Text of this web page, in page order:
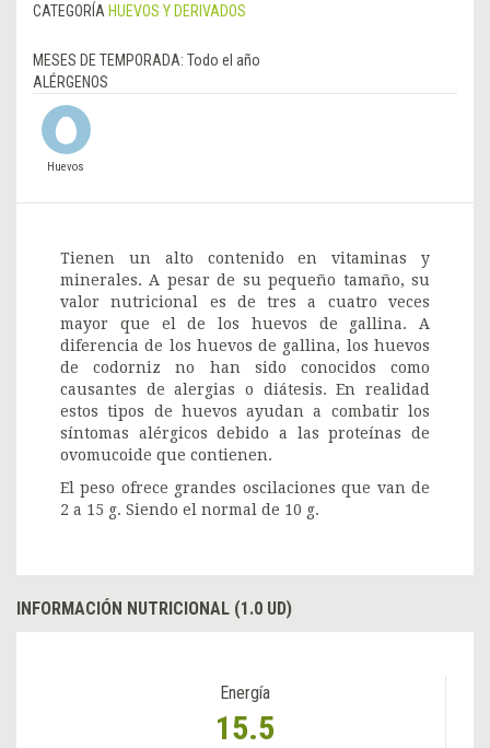
CATEGORÍA HUEVOS Y DERIVADOS
MESES DE TEMPORADA: Todo el año
ALÉRGENOS
Huevos
Tienen un alto contenido en vitaminas y
minerales. A pesar de su pequeño tamaño, su
valor nutricional es de tres a cuatro veces
mayor que el de los huevos de gallina. A
diferencia de los huevos de gallina, los huevos
de codorniz no han sido conocidos como
causantes de alergias o diátesis. En realidad
estos tipos de huevos ayudan a combatir los
síntomas alérgicos debido a las proteínas de
ovomucoide que contienen.
El peso ofrece grandes oscilaciones que van de
2 a 15 g. Siendo el normal de 10 g.
INFORMACIÓN NUTRICIONAL (1.0 UD)
Energía
15.5